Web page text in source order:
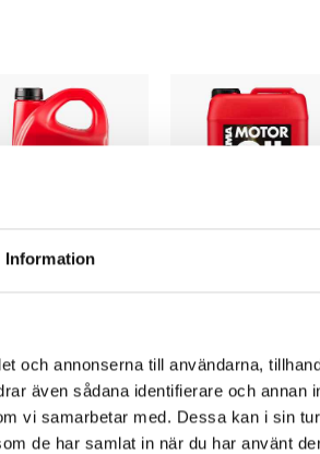
Information
och annonserna till användarna,
även sådana identifierare och annan
vi samarbetar med. Dessa kan i sin
de har samlat in när du har använt
C3, A3/B3,
B4, 4 litre
857
in
ACEA A3/B3,
A3/B4, 10 litre
34-880
In stock in